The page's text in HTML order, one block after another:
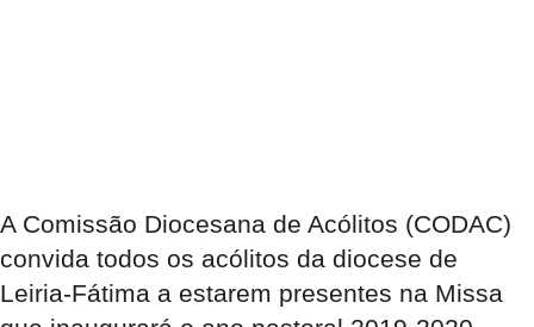
A Comissão Diocesana de Acólitos (CODAC)
convida todos os acólitos da diocese de
Leiria-Fátima a estarem presentes na Missa